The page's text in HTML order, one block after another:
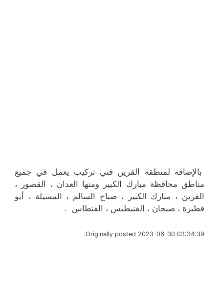
بالإضافة لمنطقة القرين فني تركيب يعمل في جميع
مناطق محافظة مبارك الكبير ومنها العدان ، القصور ،
القرين ، مبارك الكبير ، صباح السالم ، المسيلة ، أبو
فطيرة ، صبحان ، الفنيطيس ، الفنطاس .
Originally posted 2023-06-30 03:34:39.